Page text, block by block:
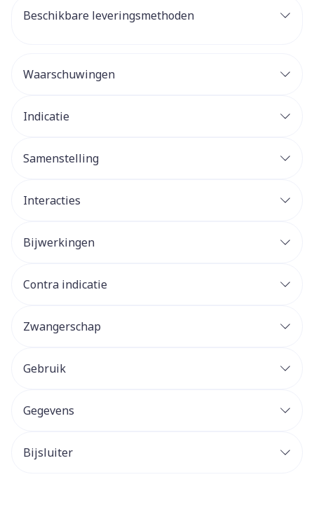
Beschikbare leveringsmethoden
Waarschuwingen
Indicatie
Samenstelling
Interacties
Bijwerkingen
Contra indicatie
Zwangerschap
Gebruik
Gegevens
Bijsluiter